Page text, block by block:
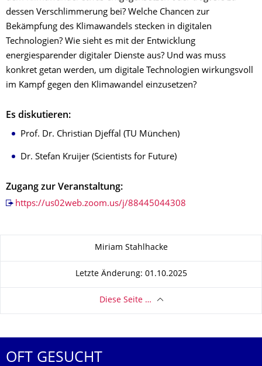
dessen Verschlimmerung bei? Welche Chancen zur
Bekämpfung des Klimawandels stecken in digitalen
Technologien? Wie sieht es mit der Entwicklung
energiesparender digitaler Dienste aus? Und was muss
konkret getan werden, um digitale Technologien wirkungsvoll
im Kampf gegen den Klimawandel einzusetzen?
Es diskutieren:
Prof. Dr. Christian Djeffal (TU München)
Dr. Stefan Kruijer (Scientists for Future)
Zugang zur Veranstaltung:
https://us02web.zoom.us/j/88445044308
Miriam Stahlhacke
Letzte Änderung: 01.10.2025
Diese Seite …
OFT GESUCHT